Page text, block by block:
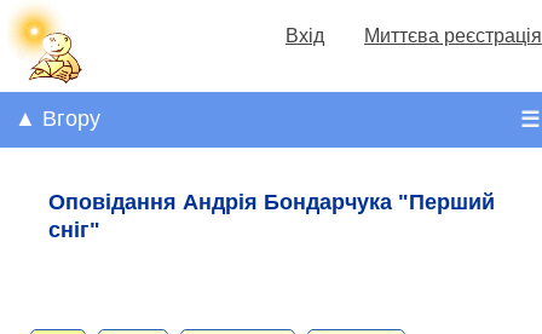
Вхід Миттєва реєстрація
☰
▲ Вгору
Оповідання Андрія Бондарчука "Перший
сніг"